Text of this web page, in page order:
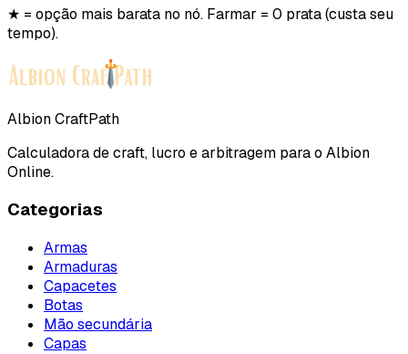
★ = opção mais barata no nó. Farmar = 0 prata (custa seu
tempo).
Albion CraftPath
Calculadora de craft, lucro e arbitragem para o Albion
Online.
Categorias
Armas
Armaduras
Capacetes
Botas
Mão secundária
Capas